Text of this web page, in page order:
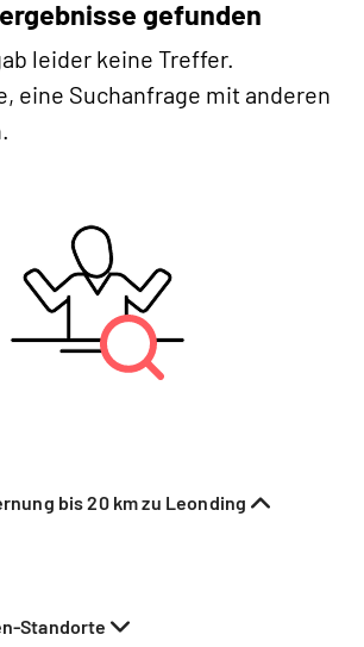
gefunden
leider keine Treffer.
eine Suchanfrage mit anderen
bis 20 km zu Leonding
Standorte